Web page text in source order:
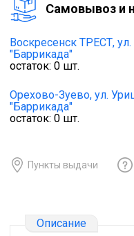
Cамовывоз и
Воскресенск ТРЕСТ,
"Баррикада"
остаток: 0 шт.
Орехово-Зуево, ул.
"Баррикада"
остаток: 0 шт.
Пункты выдачи
Описание